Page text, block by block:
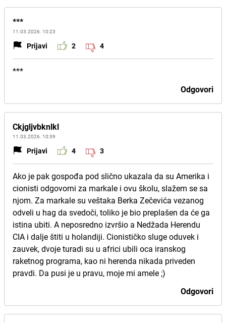
***
11.03.2026. 10:23
Prijavi 2 4
***
Odgovori
Ckjgljvbknlkl
11.03.2026. 10:39
Prijavi 4 3
Ako je pak gospođa pod slično ukazala da su Amerika i
cionisti odgovorni za markale i ovu školu, slažem se sa
njom. Za markale su veštaka Berka Zečevića vezanog
odveli u hag da svedoči, toliko je bio preplašen da će ga
istina ubiti. A neposredno izvršio a Nedžada Herendu
CIA i dalje štiti u holandiji. Cionističko sluge oduvek i
zauvek, dvoje turadi su u africi ubili oca iranskog
raketnog programa, kao ni herenda nikada priveden
pravdi. Da pusi je u pravu, moje mi amele ;)
Odgovori